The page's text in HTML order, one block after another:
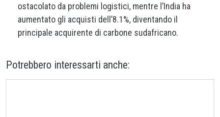
ostacolato da problemi logistici, mentre l’India ha
aumentato gli acquisti dell’8.1%, diventando il
principale acquirente di carbone sudafricano.
Potrebbero interessarti anche: